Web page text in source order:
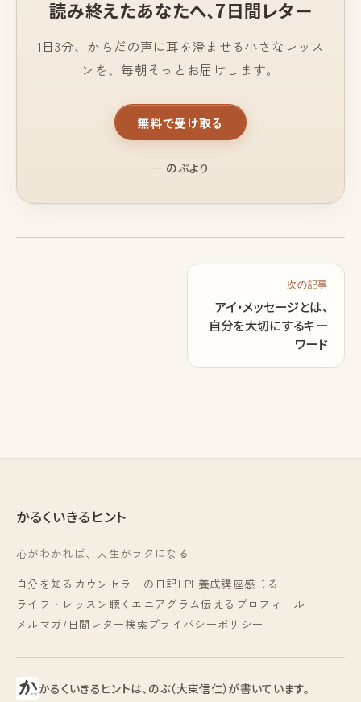
読み終えたあなたへ、7日間レター
1日3分、からだの声に耳を澄ませる小さなレッス
ンを、毎朝そっとお届けします。
無料で受け取る
— のぶより
次の記事
アイ・メッセージとは、
自分を大切にするキー
ワード
かるくいきるヒント
心がわかれば、人生がラクになる
自分を知る カウンセラーの日記LPL養成講座感じる
ライフ・レッスン 聴く エニアグラム伝える プロフィール
メルマガ7日間レター検索プライバシーポリシー
かるくいきるヒントは、のぶ（大東信仁）が書いています。